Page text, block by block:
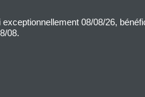
exceptionnellement 08/08/26,
08.